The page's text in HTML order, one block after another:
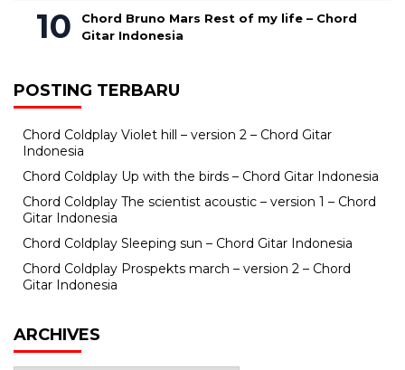
Chord Bruno Mars Rest of my life – Chord
Gitar Indonesia
POSTING TERBARU
Chord Coldplay Violet hill – version 2 – Chord Gitar
Indonesia
Chord Coldplay Up with the birds – Chord Gitar Indonesia
Chord Coldplay The scientist acoustic – version 1 – Chord
Gitar Indonesia
Chord Coldplay Sleeping sun – Chord Gitar Indonesia
Chord Coldplay Prospekts march – version 2 – Chord
Gitar Indonesia
ARCHIVES